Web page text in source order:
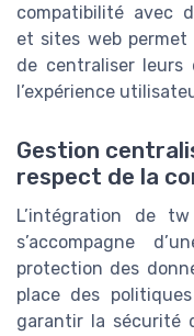
compatibilité avec
et sites web
de centraliser leurs
l’expérience
Gestion
respect de la
L’intégration de
s’accompagne
protection des
place des
garantir la sécurité